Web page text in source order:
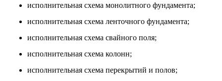
исполнительная схема монолитного фундамента;
исполнительная схема ленточного фундамента;
исполнительная схема свайного поля;
исполнительная схема колонн;
исполнительная схема перекрытий и полов;